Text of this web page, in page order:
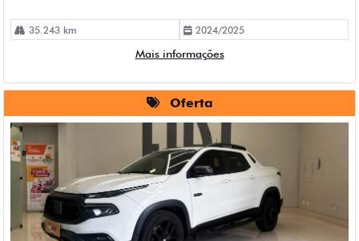
35.243 km 2024/2025
Mais informações
Oferta